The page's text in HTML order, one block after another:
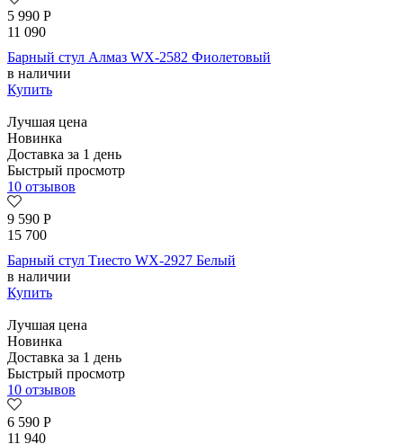
5 990 Р
11 090
Барный стул Алмаз WX-2582 Фиолетовый
в наличии
Купить
Лучшая цена
Новинка
Доставка за 1 день
Быстрый просмотр
10 отзывов
9 590 Р
15 700
Барный стул Тиесто WX-2927 Белый
в наличии
Купить
Лучшая цена
Новинка
Доставка за 1 день
Быстрый просмотр
10 отзывов
6 590 Р
11 940